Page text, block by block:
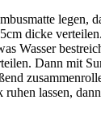
legen,
dicke
Wasser
Dann mit
lassen,